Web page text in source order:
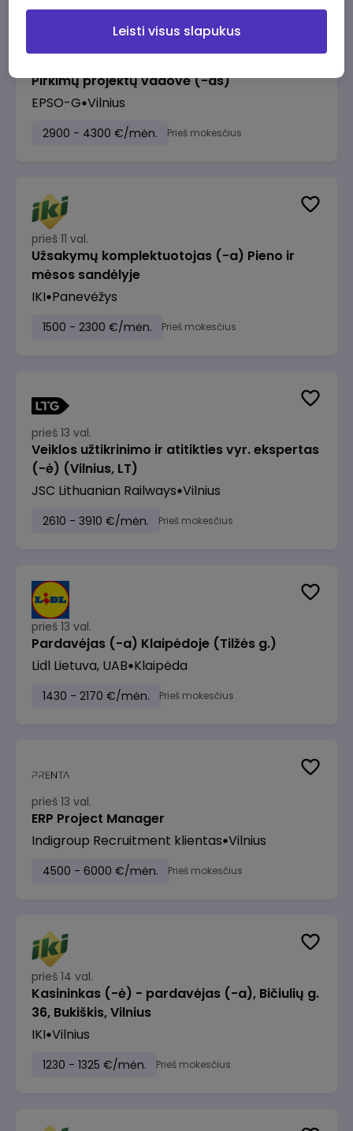
Pirkimų projektų vadovė (-as)
EPSO-G Vilnius
2900 - 4300 €/mėn. Prieš mokesčius
prieš 11 val.
Užsakymų komplektuotojas (-a) Pieno ir
mėsos sandėlyje
IKI Panevėžys
1500 - 2300 €/mėn. Prieš mokesčius
prieš 13 val.
Veiklos užtikrinimo ir atitikties vyr. ekspertas
(-ė) (Vilnius, LT)
JSC Lithuanian Railways Vilnius
2610 - 3910 €/mėn. Prieš mokesčius
prieš 13 val.
Pardavėjas (-a) Klaipėdoje (Tilžės g.)
Lidl Lietuva, UAB Klaipėda
1430 - 2170 €/mėn. Prieš mokesčius
prieš 13 val.
ERP Project Manager
Indigroup Recruitment klientas Vilnius
4500 - 6000 €/mėn. Prieš mokesčius
prieš 14 val.
Kasininkas (-ė) - pardavėjas (-a), Bičiulių g.
36, Bukiškis, Vilnius
IKI Vilnius
1230 - 1325 €/mėn. Prieš mokesčius
Leisti visus slapukus